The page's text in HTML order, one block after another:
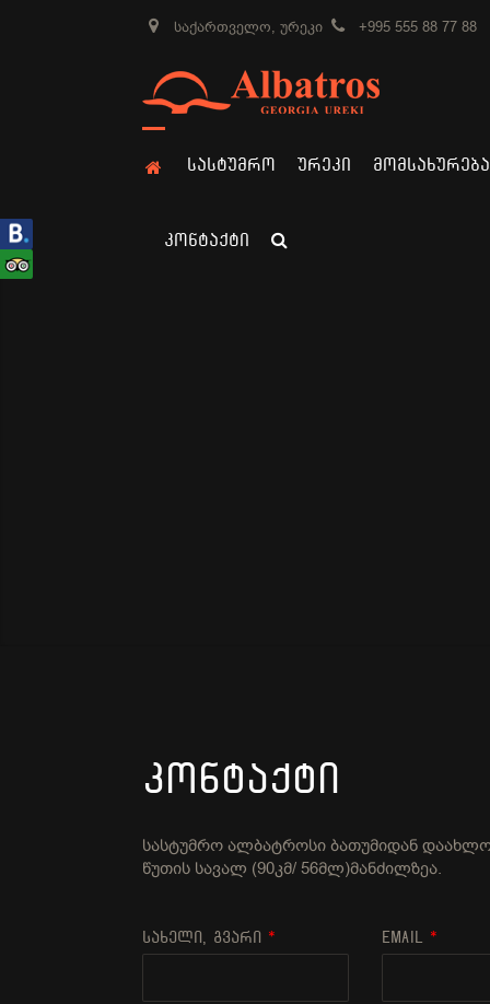
ᲡᲐᲥᲐᲠᲗᲕᲔᲚᲝ, ᲣᲠᲔᲙᲘ +995 555 88 77 88
ᲡᲐᲡᲢᲣᲛᲠᲝ ᲣᲠᲔᲙᲘ ᲛᲝᲛᲡᲐᲮᲣᲠᲔᲑᲐ
ᲙᲝᲜᲢᲐᲥᲢᲘ
ᲙᲝᲜᲢᲐᲥᲢᲘ
სასტუმრო ალბატროსი ბათუმიდან
წუთის სავალ (90კმ/ 56მლ)მანძილზეა.
სახელი, გვარი * Email *